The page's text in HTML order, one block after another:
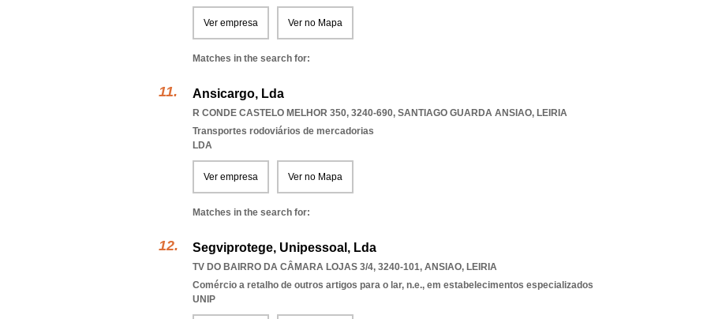
Ver empresa Ver no Mapa
Matches in the search for:
Ansicargo, Lda
R CONDE CASTELO MELHOR 350, 3240-690, SANTIAGO GUARDA ANSIAO, LEIRIA
Transportes rodoviários de mercadorias
LDA
Ver empresa Ver no Mapa
Matches in the search for:
Segviprotege, Unipessoal, Lda
TV DO BAIRRO DA CÂMARA LOJAS 3/4, 3240-101, ANSIAO, LEIRIA
Comércio a retalho de outros artigos para o lar, n.e., em estabelecimentos especializados
UNIP